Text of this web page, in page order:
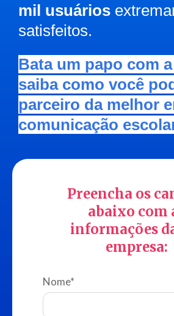
mil usuários
satisfeitos.
Bata um papo com
saiba como você
parceiro da melhor
comunicação
Preencha os
abaixo com
informações
empresa:
Nome*